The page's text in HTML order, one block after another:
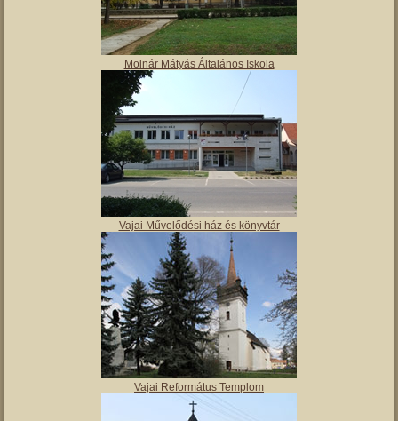
Molnár Mátyás Általános Iskola
Vajai Művelődési ház és könyvtár
Vajai Református Templom